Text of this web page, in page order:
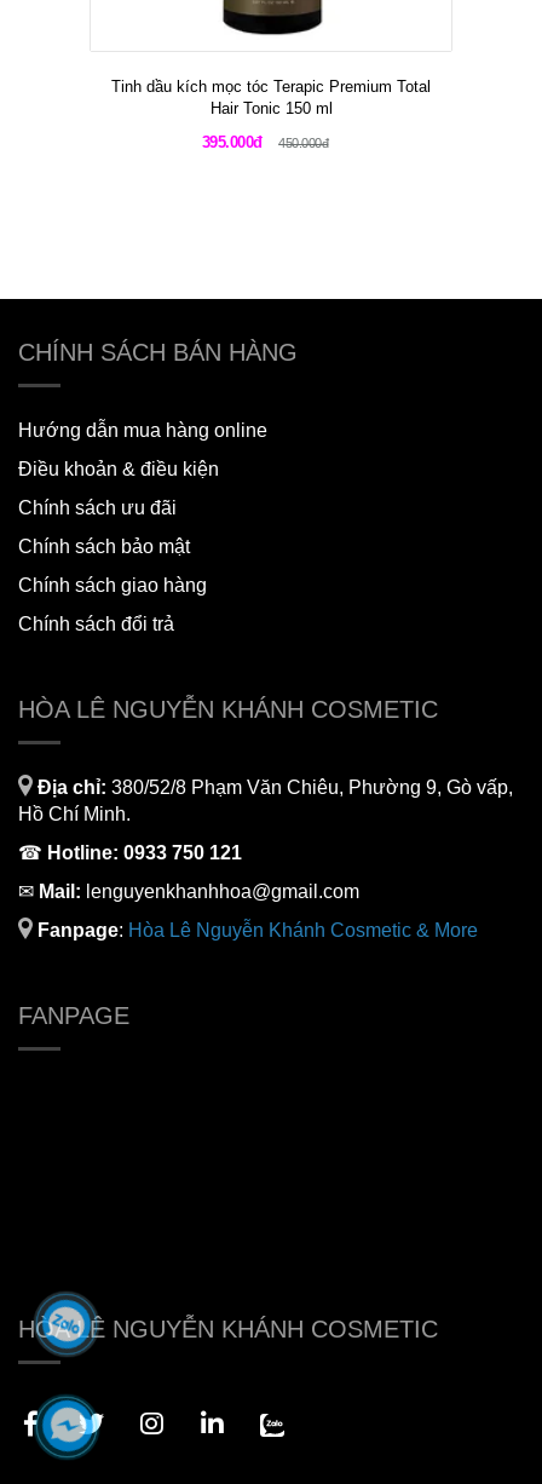
Tinh dầu kích mọc tóc Terapic Premium Total
Hair Tonic 150 ml
395.000đ
450.000đ
CHÍNH SÁCH BÁN HÀNG
Hướng dẫn mua hàng online
Điều khoản & điều kiện
Chính sách ưu đãi
Chính sách bảo mật
Chính sách giao hàng
Chính sách đổi trả
HÒA LÊ NGUYỄN KHÁNH COSMETIC
Địa chỉ: 380/52/8 Phạm Văn Chiêu, Phường 9, Gò vấp,
Hồ Chí Minh.
☎ Hotline: 0933 750 121
✉ Mail: lenguyenkhanhhoa@gmail.com
Fanpage: Hòa Lê Nguyễn Khánh Cosmetic & More
FANPAGE
HÒA LÊ NGUYỄN KHÁNH COSMETIC